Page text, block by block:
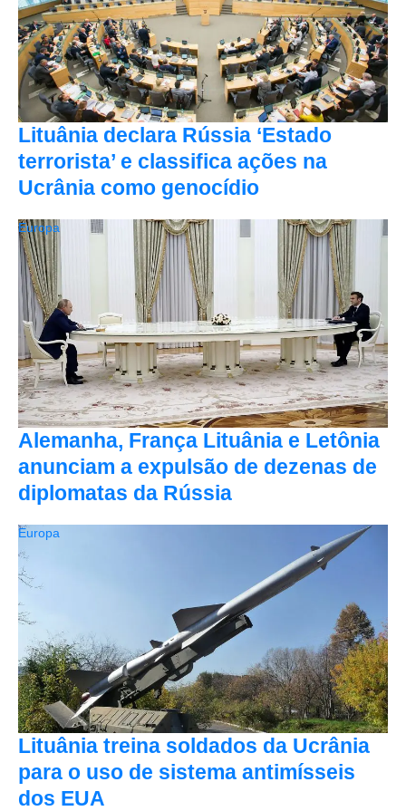
Lituânia declara Rússia ‘Estado
terrorista’ e classifica ações na
Ucrânia como genocídio
Alemanha, França Lituânia e Letônia
anunciam a expulsão de dezenas de
diplomatas da Rússia
Europa
Lituânia treina soldados da Ucrânia
para o uso de sistema antimísseis
dos EUA
Europa